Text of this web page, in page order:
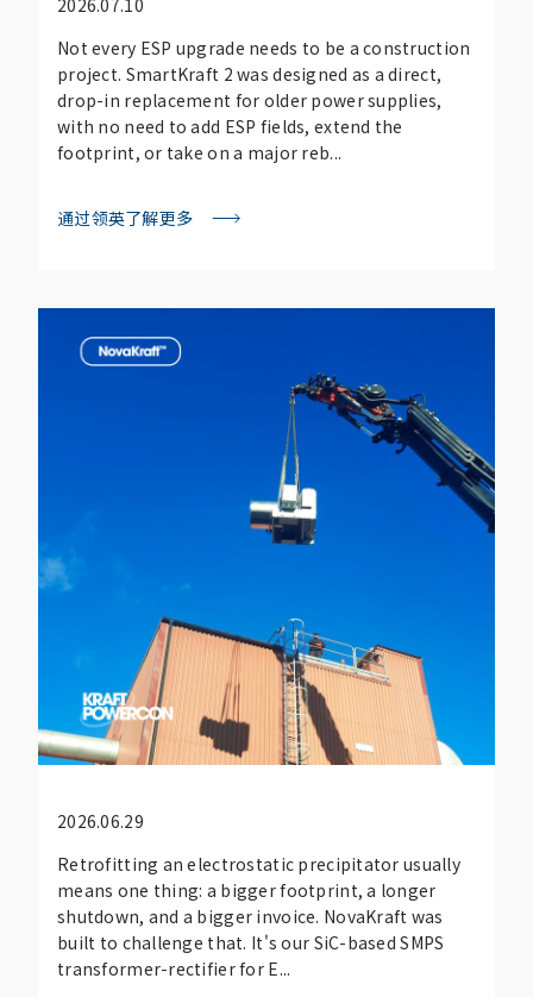
2026.07.10
Not every ESP upgrade needs to be a construction
project. SmartKraft 2 was designed as a direct,
drop-in replacement for older power supplies,
with no need to add ESP fields, extend the
footprint, or take on a major reb...
通过领英了解更多
2026.06.29
Retrofitting an electrostatic precipitator usually
means one thing: a bigger footprint, a longer
shutdown, and a bigger invoice. NovaKraft was
built to challenge that. It's our SiC-based SMPS
transformer-rectifier for E...